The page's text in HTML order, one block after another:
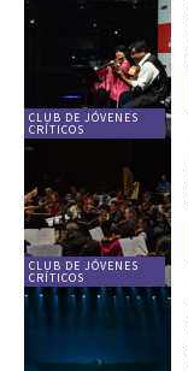
CLUB DE JÓVENES
CRÍTICOS
CLUB DE JÓVENES
CRÍTICOS